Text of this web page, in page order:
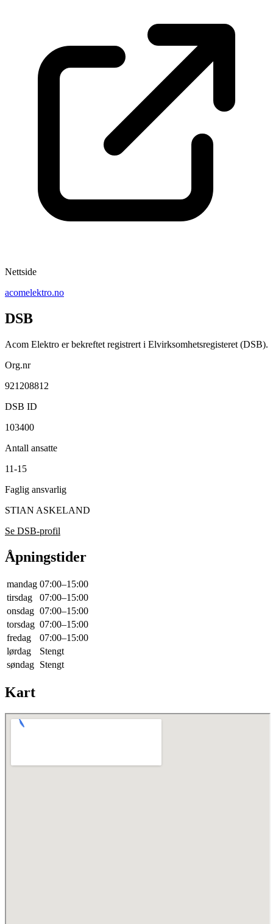
Nettside
acomelektro.no
DSB
Acom Elektro er bekreftet registrert i Elvirksomhetsregisteret (DSB).
Org.nr
921208812
DSB ID
103400
Antall ansatte
11-15
Faglig ansvarlig
STIAN ASKELAND
Se DSB-profil
Åpningstider
mandag 07:00–15:00
tirsdag
07:00–15:00
onsdag 07:00–15:00
torsdag 07:00–15:00
fredag
07:00–15:00
lørdag
Stengt
søndag Stengt
Kart